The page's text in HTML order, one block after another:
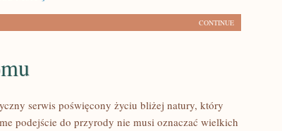
CONTINUE
serwis poświęcony życiu bliżej natury, który
podejście do przyrody nie musi oznaczać wielkich